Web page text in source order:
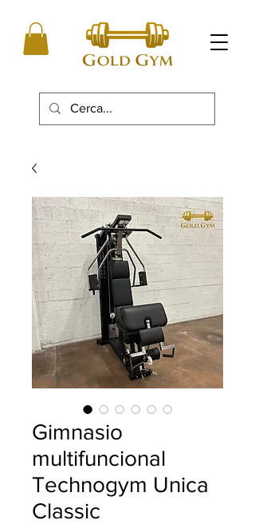
Gimnasio
multifuncional
Technogym Unica
Classic